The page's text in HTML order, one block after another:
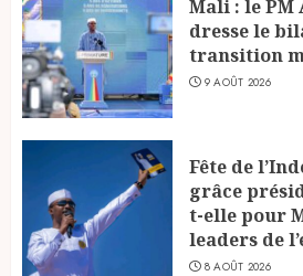
Mali : le PM
dresse le
transition
9 AOÛT 2026
Fête de
grâce
t-elle pour
leaders de
8 AOÛT 2026